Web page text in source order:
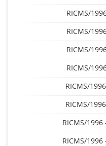
RICMS/
RICMS/
RICMS/
RICMS/
RICMS/
RICMS/
RICMS/1996
RICMS/1996